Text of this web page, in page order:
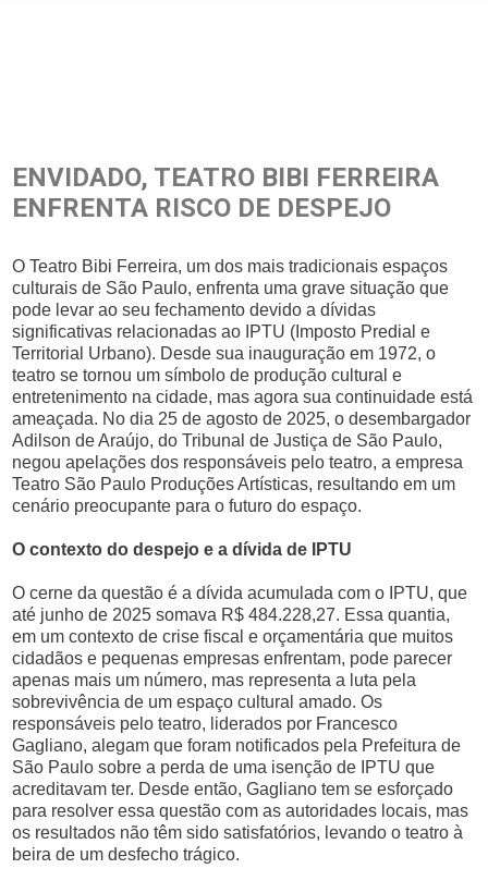
ENVIDADO, TEATRO BIBI FERREIRA
ENFRENTA RISCO DE DESPEJO
O Teatro Bibi Ferreira, um dos mais tradicionais espaços
culturais de São Paulo, enfrenta uma grave situação que
pode levar ao seu fechamento devido a dívidas
significativas relacionadas ao IPTU (Imposto Predial e
Territorial Urbano). Desde sua inauguração em 1972, o
teatro se tornou um símbolo de produção cultural e
entretenimento na cidade, mas agora sua continuidade está
ameaçada. No dia 25 de agosto de 2025, o desembargador
Adilson de Araújo, do Tribunal de Justiça de São Paulo,
negou apelações dos responsáveis pelo teatro, a empresa
Teatro São Paulo Produções Artísticas, resultando em um
cenário preocupante para o futuro do espaço.
O contexto do despejo e a dívida de IPTU
O cerne da questão é a dívida acumulada com o IPTU, que
até junho de 2025 somava R$ 484.228,27. Essa quantia,
em um contexto de crise fiscal e orçamentária que muitos
cidadãos e pequenas empresas enfrentam, pode parecer
apenas mais um número, mas representa a luta pela
sobrevivência de um espaço cultural amado. Os
responsáveis pelo teatro, liderados por Francesco
Gagliano, alegam que foram notificados pela Prefeitura de
São Paulo sobre a perda de uma isenção de IPTU que
acreditavam ter. Desde então, Gagliano tem se esforçado
para resolver essa questão com as autoridades locais, mas
os resultados não têm sido satisfatórios, levando o teatro à
beira de um desfecho trágico.